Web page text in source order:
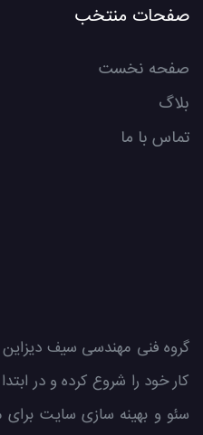
صفحات منتخب
صفحه نخست
بلاگ
تماس با ما
کار خود را شروع کرده و در
سئو و بهینه سازی سایت برای